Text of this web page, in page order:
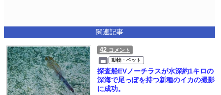
関連記事
42 コメント
動物・ペット
探査船EVノーチラスが水深約1キロの
深海で尾っぽを持つ新種のイカの撮影
に成功。